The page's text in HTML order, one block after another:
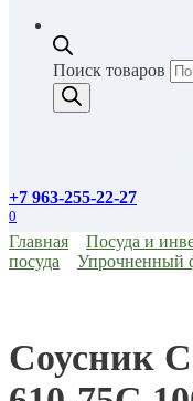
Поиск товаров
+7 963-255-22-27
0
Главная Посуда и
посуда
Упрочненный
Соусник